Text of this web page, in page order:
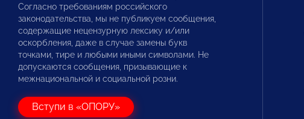
Согласно требованиям российского
законодательства, мы не публикуем сообщения,
содержащие нецензурную лексику и/или
оскорбления, даже в случае замены букв
точками, тире и любыми иными символами. Не
допускаются сообщения, призывающие к
межнациональной и социальной розни.
Вступи в «ОПОРУ»